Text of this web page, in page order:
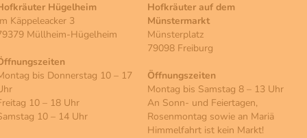
Hügelheim
Käppeleacker 3
Müllheim-Hügelheim
bis Donnerstag 10 – 17
10 – 18 Uhr
10 – 14 Uhr
Hofkräuter auf dem
Münstermarkt
Münsterplatz
79098 Freiburg
Öffnungszeiten
Montag bis Samstag 8 – 13 Uhr
An Sonn- und Feiertagen,
Rosenmontag sowie an Mariä
Himmelfahrt ist kein Markt!